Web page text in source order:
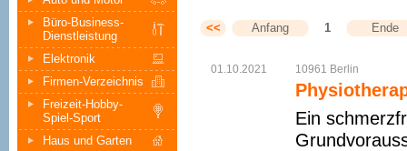
<< Anfang 1 Ende
01.10.2021 10961 Berlin
Ein
Büro-Business-
Dienstleistung
Elektronik
Firmen-Verzeichnis
Freizeit-Hobby-
Spiel-Sport
Haus und Garten